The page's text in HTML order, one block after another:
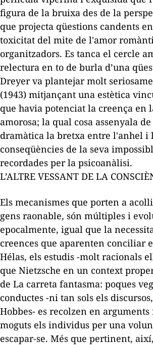
figura de la bruixa des de la
que projecta qüestions candents
toxicitat del mite de l'amor
organitzadors. Es tanca el cercle
relectura en to de burla d’una
Dreyer va plantejar molt
(1943) mitjançant una estètica
que havia potenciat la creença en
amorosa; la qual cosa assenyala
dramàtica la bretxa entre l'anhel i
conseqüències de la seva
recordades per la psicoanàlisi.
L’ALTRE VESSANT DE LA
Els mecanismes que porten a
gens raonable, són múltiples i
epocalmente, igual que la
creences que aparenten conciliar
Hélas, els estudis -molt racionals
que Nietzsche en un context
de La carreta fantasma: poques
conductes -ni tan sols els
Hobbes- es recolzen en
moguts els individus per una
escapar-se. Més que pertinent,